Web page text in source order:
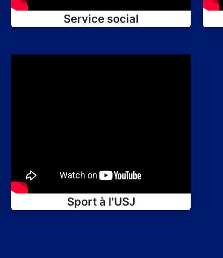
Service social
Sport à l'USJ